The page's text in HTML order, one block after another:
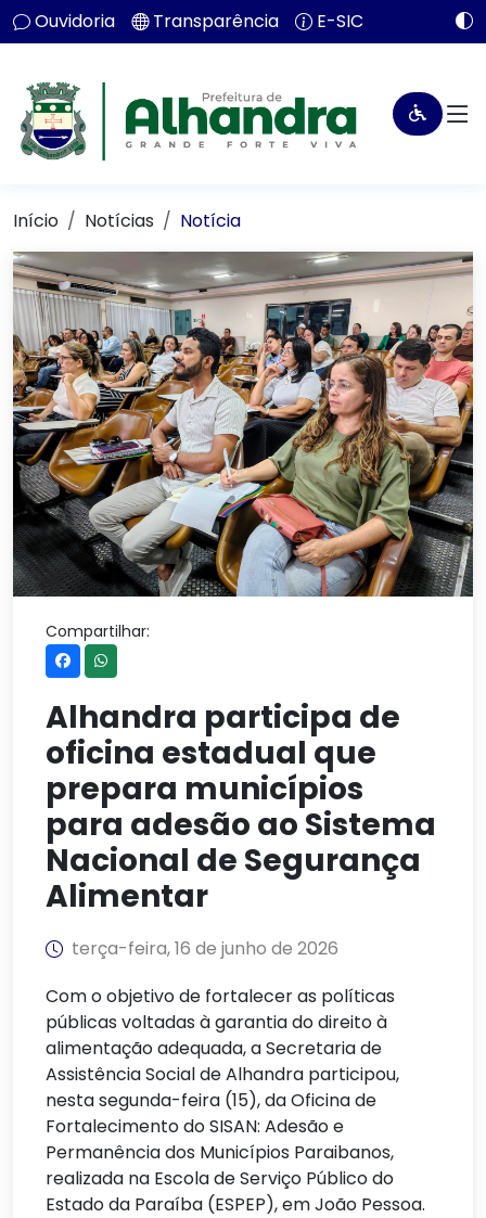
Ouvidoria Transparência E-SIC
Início Notícias Notícia
Compartilhar:
Alhandra participa de
oficina estadual que
prepara municípios
para adesão ao Sistema
Nacional de Segurança
Alimentar
terça-feira, 16 de junho de 2026
Com o objetivo de fortalecer as políticas
públicas voltadas à garantia do direito à
alimentação adequada, a Secretaria de
Assistência Social de Alhandra participou,
nesta segunda-feira (15), da Oficina de
Fortalecimento do SISAN: Adesão e
Permanência dos Municípios Paraibanos,
realizada na Escola de Serviço Público do
Estado da Paraíba (ESPEP), em João Pessoa.